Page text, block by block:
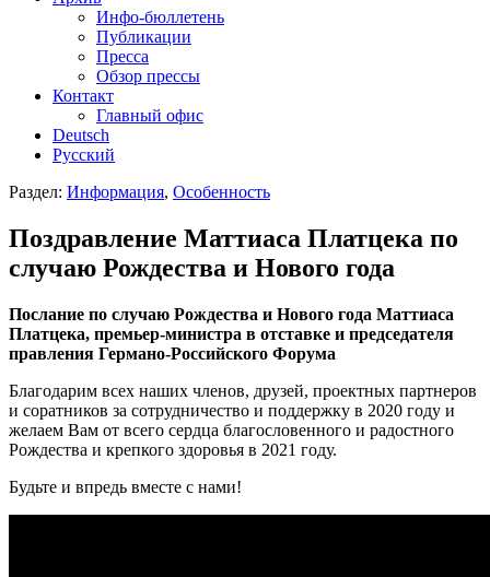
Инфо-бюллетень
Публикации
Пресса
Обзор прессы
Контакт
Главный офис
Deutsch
Русский
Раздел: Информация, Особенность
Поздравление Маттиаса Платцека по
случаю Рождества и Нового года
Послание по случаю Рождества и Нового года Маттиаса
Платцека, премьер-министра в отставке и председателя
правления Германо-Российского Форума
Благодарим всех наших членов, друзей, проектных партнеров
и соратников за сотрудничество и поддержку в 2020 году и
желаем Вам от всего сердца благословенного и радостного
Рождества и крепкого здоровья в 2021 году.
Будьте и впредь вместе с нами!